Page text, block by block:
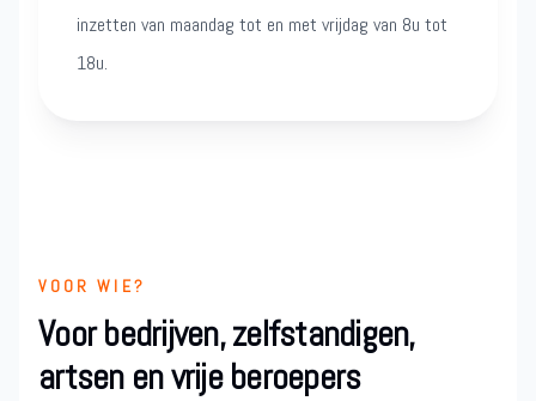
inzetten van maandag tot en met vrijdag van 8u tot
18u.
VOOR WIE?
Voor bedrijven, zelfstandigen,
artsen en vrije beroepers